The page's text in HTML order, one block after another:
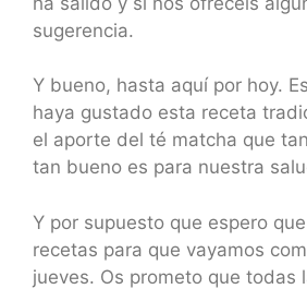
sugerencia.
Y bueno, hasta aquí por hoy.
haya gustado esta receta
el aporte del té matcha que
tan bueno es para nuestra
Y por supuesto que espero
recetas para que vayamos
jueves. Os prometo que todas